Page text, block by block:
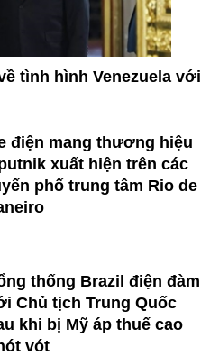
tình hình Venezuela với
điện mang thương hiệu
xuất hiện trên các
phố trung tâm Rio de
thống Brazil điện đàm
Chủ tịch Trung Quốc
khi bị Mỹ áp thuế cao
vót